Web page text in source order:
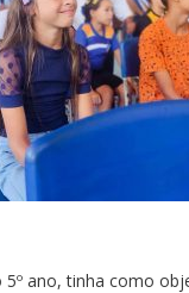
ano, tinha como